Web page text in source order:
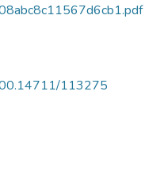
113275